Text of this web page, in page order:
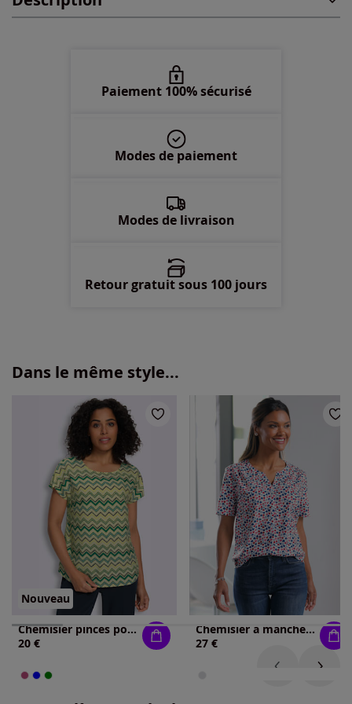
Paiement 100% sécurisé
Modes de paiement
Modes de livraison
Retour gratuit sous 100 jours
Dans le même style...
Nouveau
Chemisier pinces poitrine
20 €
Chemisier à manches courtes fronces aux épaules
27 €